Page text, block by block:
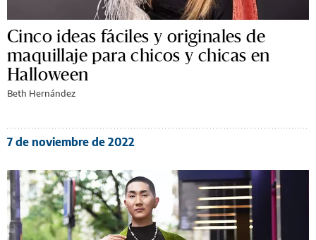
Cinco ideas fáciles y originales de
maquillaje para chicos y chicas en
Halloween
Beth Hernández
7 de noviembre de 2022